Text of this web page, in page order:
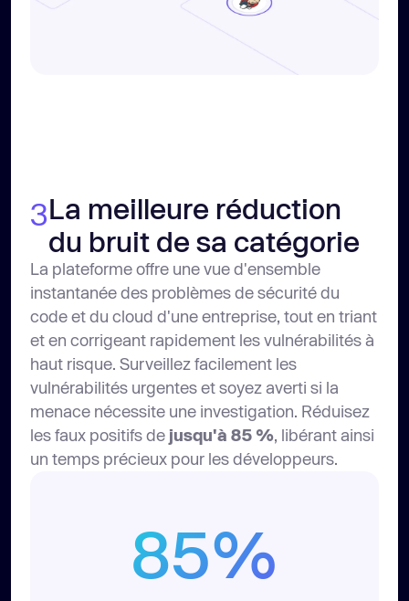
3La meilleure réduction
du bruit de sa catégorie
La plateforme offre une vue d'ensemble
instantanée des problèmes de sécurité du
code et du cloud d'une entreprise, tout en triant
et en corrigeant rapidement les vulnérabilités à
haut risque. Surveillez facilement les
vulnérabilités urgentes et soyez averti si la
menace nécessite une investigation. Réduisez
les faux positifs de jusqu'à 85 %, libérant ainsi
un temps précieux pour les développeurs.
85%